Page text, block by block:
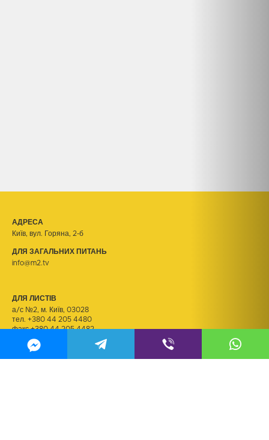
АДРЕСА
Київ, вул. Горяна, 2-б
ДЛЯ ЗАГАЛЬНИХ ПИТАНЬ
info@m2.tv
ДЛЯ ЛИСТІВ
а/с №2, м. Київ, 03028
тел. +380 44 205 4480
факс +380 44 205 4482
ДЛЯ РЕЗЮМЕ
kadry@m2.tv